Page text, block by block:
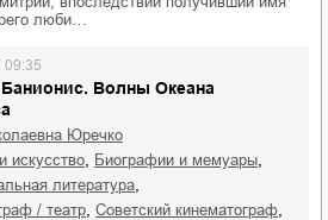
люби…
Волны Океана
09:35
Юречко
искусство
биографии и мемуары
литература
/ театр советский кинематограф